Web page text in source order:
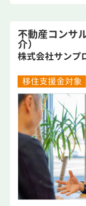
不動産コンサ
介）
株式会社サンプ
移住支援金対象